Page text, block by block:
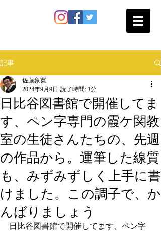
記事
日比谷図書館で開催してま
す、ペン字専門の霞ケ関教
室の生徒さんたちの、先週
の作品から。運筆した線質
も、みずみずしく上手に書
けました。この調子で、か
んばりましょう
佐藤象寛
2024年9月9日 読了時間: 1分
日比谷図書館で開催してます、ペン字